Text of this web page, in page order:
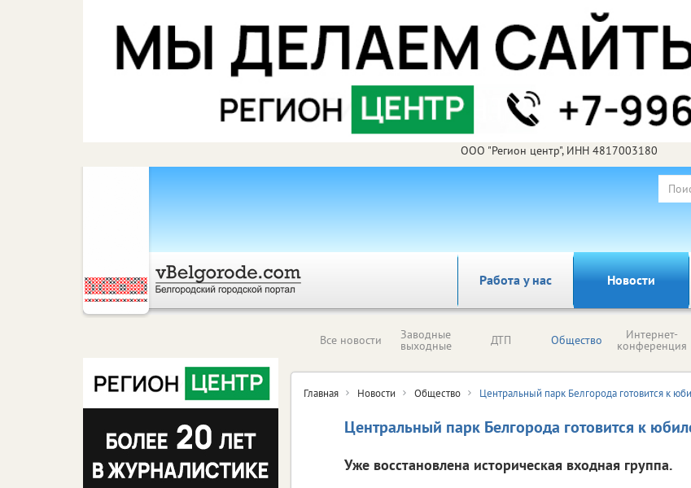
ООО "Регион центр", ИНН 4817003180
Работа у нас Новости
Все новости Заводные
выходные ДТП Общество Интернет-
конференция
Главная Новости Общество Центральный парк Белгорода готовится к
Центральный парк Белгорода готовится к
Уже восстановлена историческая входная группа.